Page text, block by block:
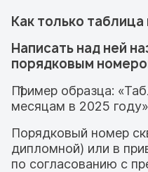
Как только
Написать над ней
порядковым
Пример образца:
месяцам в 2025
Порядковый номер
дипломной) или в
по согласованию с